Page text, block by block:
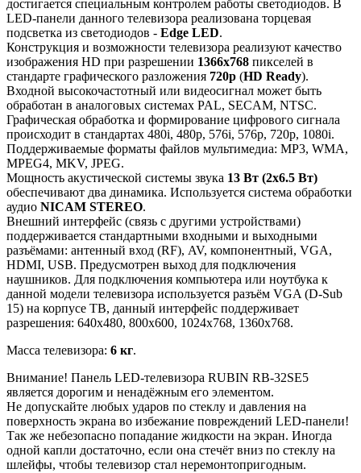
достигается специальным контролем работы светодиодов. В
LED-панели данного телевизора реализована торцевая
подсветка из светодиодов - Edge LED.
Конструкция и возможности телевизора реализуют качество
изображения HD при разрешении 1366x768 пикселей в
стандарте графического разложения 720p (HD Ready).
Входной высокочастотный или видеосигнал может быть
обработан в аналоговых системах PAL, SECAM, NTSC.
Графическая обработка и формирование цифрового сигнала
происходит в стандартах 480i, 480p, 576i, 576p, 720p, 1080i.
Поддерживаемые форматы файлов мультимедиа: MP3, WMA,
MPEG4, MKV, JPEG.
Мощность акустической системы звука 13 Вт (2x6.5 Вт)
обеспечивают два динамика. Используется система обработки
аудио NICAM STEREO.
Внешний интерфейс (связь с другими устройствами)
поддерживается стандартными входными и выходными
разъёмами: антенный вход (RF), AV, компонентный, VGA,
HDMI, USB. Предусмотрен выход для подключения
наушников. Для подключения компьютера или ноутбука к
данной модели телевизора используется разъём VGA (D-Sub
15) на корпусе ТВ, данный интерфейс поддерживает
разрешения: 640x480, 800x600, 1024x768, 1360x768.
Масса телевизора: 6 кг.
Внимание! Панель LED-телевизора RUBIN RB-32SE5
является дорогим и ненадёжным его элементом.
Не допускайте любых ударов по стеклу и давления на
поверхность экрана во избежание повреждений LED-панели!
Так же небезопасно попадание жидкости на экран. Иногда
одной капли достаточно, если она стечёт вниз по стеклу на
шлейфы, чтобы телевизор стал неремонтопригодным.